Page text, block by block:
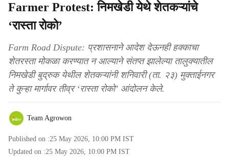
Farmer Protest: निमखेडी येथे शेतकऱ्यांचे
‘रास्ता रोको’
Farm Road Dispute: प्रशासनाने आदेश देऊनही हक्काचा
शेतरस्ता मोकळा करण्यात न आल्याने संतप्त झालेल्या तालुक्यातील
निमखेडी बुद्रुक येथील शेतकऱ्यांनी शनिवारी (ता. २३) मुक्ताईनगर
ते कुऱ्हा मार्गावर तीव्र ‘रास्ता रोको’ आंदोलन केले.
Team Agrowon
Published on :25 May 2026, 10:00 PM IST
Updated on :25 May 2026, 10:00 PM IST